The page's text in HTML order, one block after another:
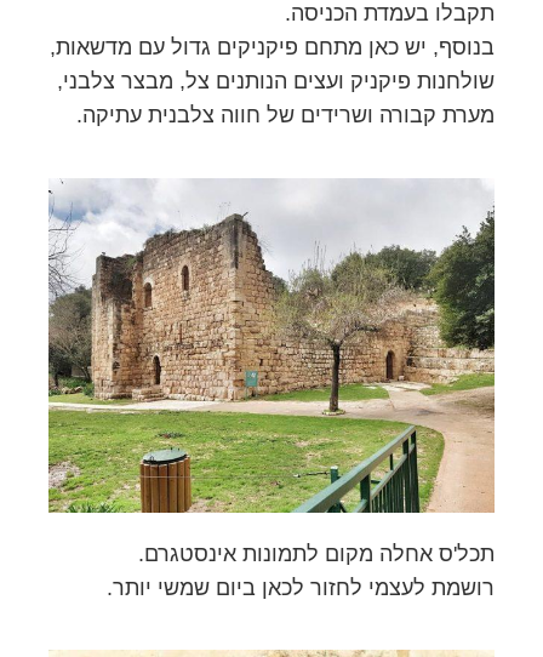
תקבלו בעמדת הכניסה.
בנוסף, יש כאן מתחם פיקניקים גדול עם מדשאות,
שולחנות פיקניק ועצים הנותנים צל, מבצר צלבני,
מערת קבורה ושרידים של חווה צלבנית עתיקה.
תכל'ס אחלה מקום לתמונות אינסטגרם.
רושמת לעצמי לחזור לכאן ביום שמשי יותר.